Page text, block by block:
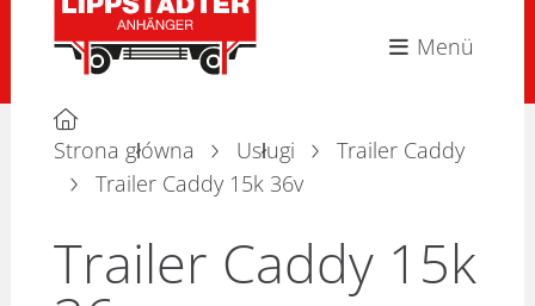
Menü
Strona główna Usługi
Trailer Caddy
Trailer Caddy 15k 36v
Trailer Caddy 15k